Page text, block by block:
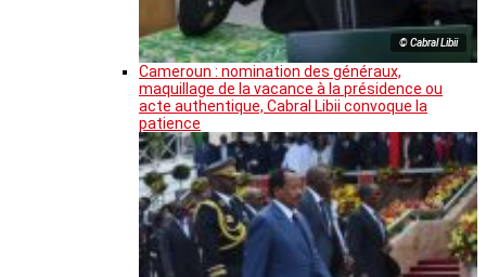
© Cabral Libii
Cameroun : nomination des généraux,
maquillage de la vacance à la présidence ou
acte authentique, Cabral Libii convoque la
patience